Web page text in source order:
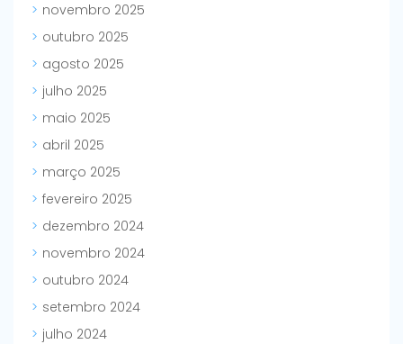
novembro 2025
outubro 2025
agosto 2025
julho 2025
maio 2025
abril 2025
março 2025
fevereiro 2025
dezembro 2024
novembro 2024
outubro 2024
setembro 2024
julho 2024